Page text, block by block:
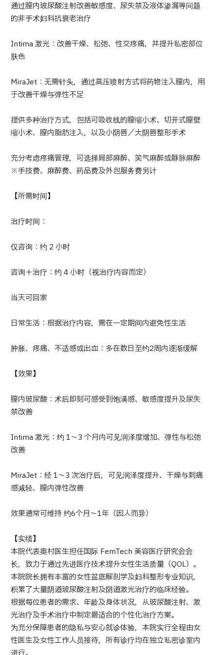
按部位・疾病搜索
按检查・术式・
内容精选
新闻
面向医疗机构
运营公司
个人信息保护政策
公司指南与政策
JTB治理
通过膣内玻尿酸注射改善敏感度、尿失禁及液体渗漏等问题
的非手术妇科抗衰老治疗
Intima 激光：改善干燥、松弛、性交疼痛，并提升私密部位
肤色
MiraJet：无需针头，通过高压喷射方式将药物注入膣内，用
于改善干燥与弹性不足
提供多种治疗方式，包括可吸收线的膣缩小术、切开式膣壁
缩小术、膣内脂肪注入，以及小阴唇／大阴唇整形手术
充分考虑疼痛管理，可选择局部麻醉、笑气麻醉或静脉麻醉
※手技费、麻醉费、药品费及外包服务费另计
【所需时间】
治疗时间：
仅咨询：约 2 小时
咨询＋治疗：约 4 小时（视治疗内容而定）
当天可回家
日常生活：根据治疗内容，需在一定期间内避免性生活
肿胀、疼痛、不适感或出血：多在数日至约2周内逐渐缓解
【效果】
膣内玻尿酸：术后即刻可感受到饱满感、敏感度提升及尿失
禁改善
Intima 激光：约 1～3 个月内可见润泽度增加、弹性与松弛
改善
MiraJet：经 1～3 次治疗后，可见润泽度提升、干燥与刺痛
感减轻、膣内弹性改善
效果通常可维持 约6个月～1年（因人而异）
【实绩】
本院代表奥村医生担任国际 FemTech 美容医疗研究会会
长，致力于通过先进医疗技术提升女性生活质量（QOL）。
本院院长拥有丰富的女性盆底解剖学及妇科整形专业知识，
积累了大量阴道玻尿酸注射及阴道激光治疗的临床经验。
根据每位患者的需求、年龄及身体状况，从玻尿酸注射、激
光治疗及手术治疗中制定最适合的个性化治疗方案。
为充分保障患者的隐私与安心就诊体验，本院实行全程由女
性医生及女性工作人员接待，所有诊疗均在独立私密诊室内